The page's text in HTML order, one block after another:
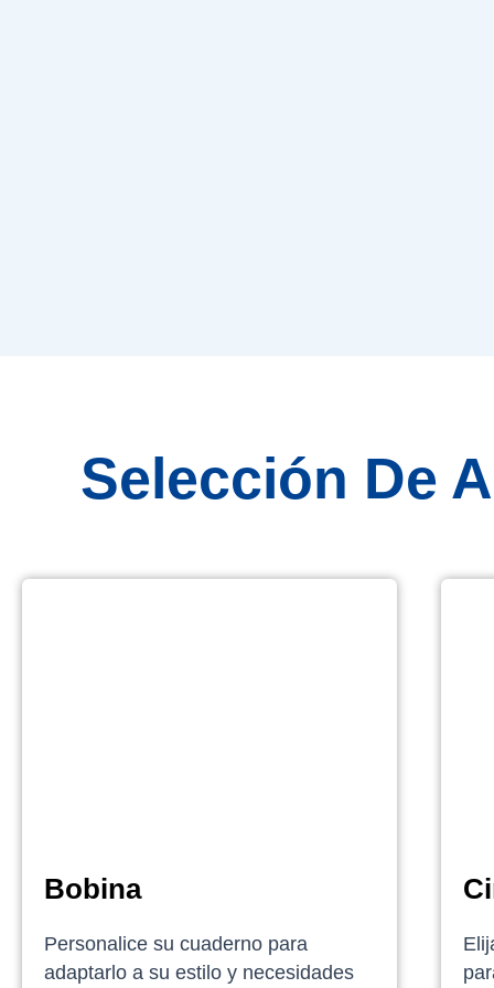
Selección De
Bobina
Personalice su cuaderno para
adaptarlo a su estilo y necesidades